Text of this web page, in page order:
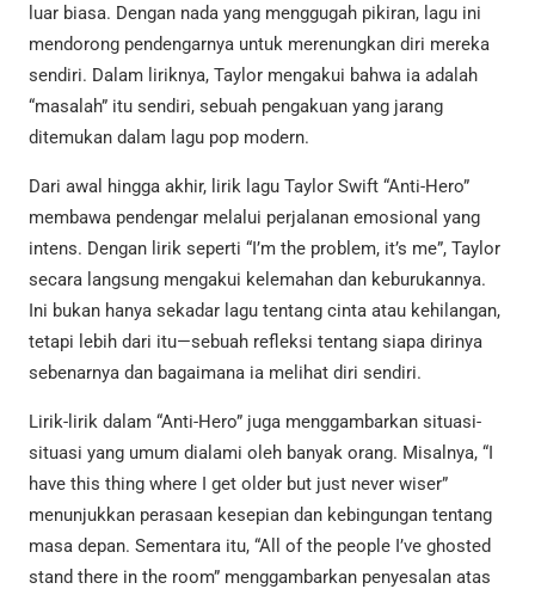
luar biasa. Dengan nada yang menggugah pikiran, lagu ini
mendorong pendengarnya untuk merenungkan diri mereka
sendiri. Dalam liriknya, Taylor mengakui bahwa ia adalah
“masalah” itu sendiri, sebuah pengakuan yang jarang
ditemukan dalam lagu pop modern.
Dari awal hingga akhir, lirik lagu Taylor Swift “Anti-Hero”
membawa pendengar melalui perjalanan emosional yang
intens. Dengan lirik seperti “I’m the problem, it’s me”, Taylor
secara langsung mengakui kelemahan dan keburukannya.
Ini bukan hanya sekadar lagu tentang cinta atau kehilangan,
tetapi lebih dari itu—sebuah refleksi tentang siapa dirinya
sebenarnya dan bagaimana ia melihat diri sendiri.
Lirik-lirik dalam “Anti-Hero” juga menggambarkan situasi-
situasi yang umum dialami oleh banyak orang. Misalnya, “I
have this thing where I get older but just never wiser”
menunjukkan perasaan kesepian dan kebingungan tentang
masa depan. Sementara itu, “All of the people I’ve ghosted
stand there in the room” menggambarkan penyesalan atas